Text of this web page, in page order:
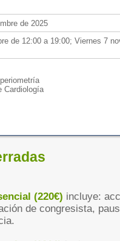
de 2025
de 12:00 a 19:00; Viernes 7
Cardiología
(220€) incluye:
de congresista,